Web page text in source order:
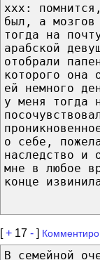
xxx:
был, а мозгов
тогда на
арабской
отобрали
которого она
ей немного
у меня тогда
о себе,
наследство и
мне в любое
конце
[+ 17 - ]
В семейной